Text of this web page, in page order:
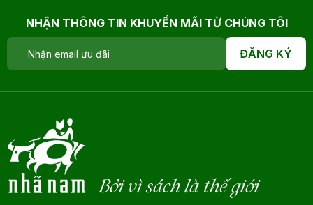
NHẬN THÔNG TIN KHUYẾN MÃI TỪ CHÚNG TÔI
ĐĂNG KÝ
Bởi vì sách là thế giới